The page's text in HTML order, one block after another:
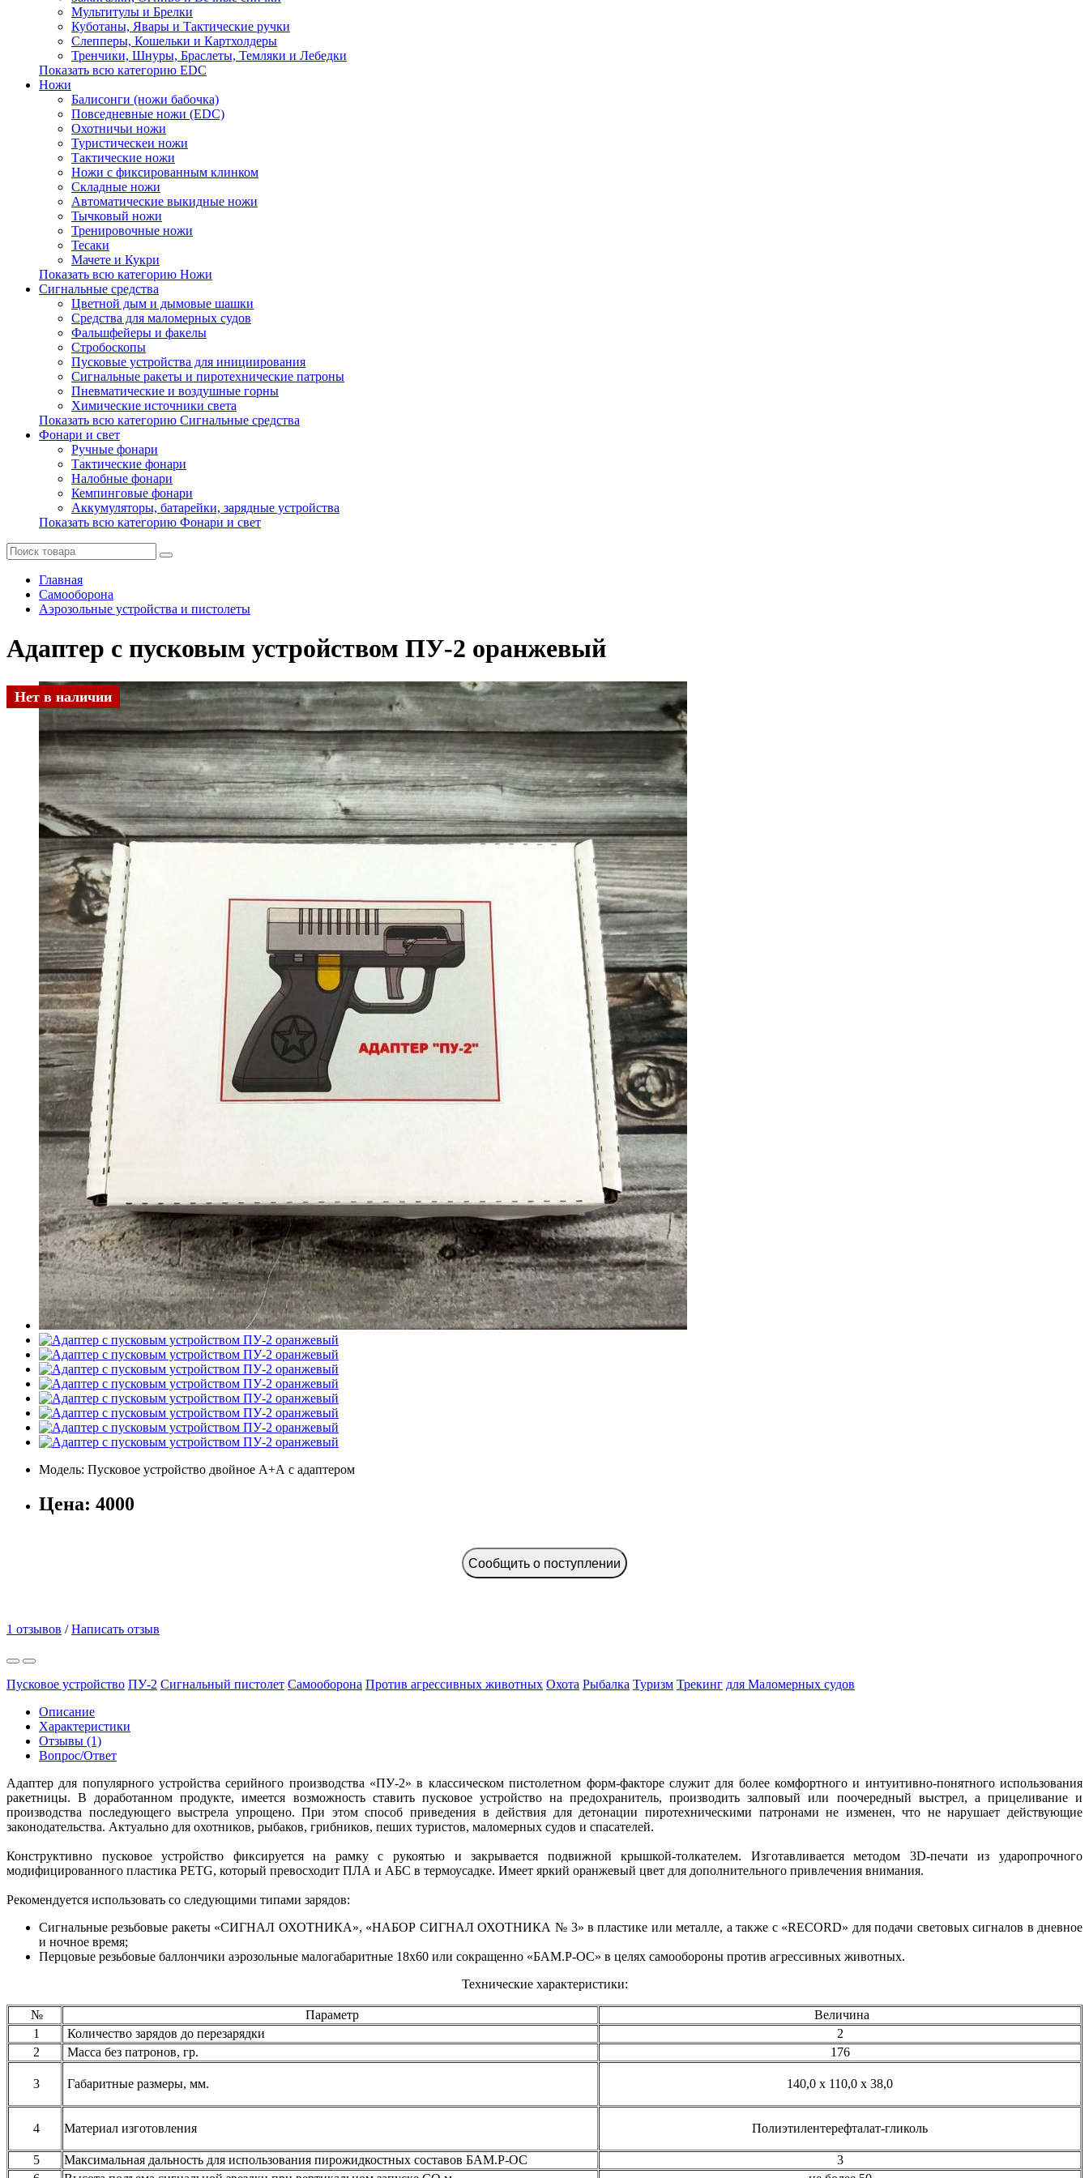
Мультитулы и Брелки
Куботаны, Явары и Тактические ручки
Слепперы, Кошельки и Картхолдеры
Тренчики, Шнуры, Браслеты, Темляки и Лебедки
Показать всю категорию EDC
Ножи
Балисонги (ножи бабочка)
Повседневные ножи (EDC)
Охотничьи ножи
Туристическеи ножи
Тактические ножи
Ножи с фиксированным клинком
Складные ножи
Автоматические выкидные ножи
Тычковый ножи
Тренировочные ножи
Тесаки
Мачете и Кукри
Показать всю категорию Ножи
Сигнальные средства
Цветной дым и дымовые шашки
Средства для маломерных судов
Фальшфейеры и факелы
Стробоскопы
Пусковые устройства для инициирования
Сигнальные ракеты и пиротехнические патроны
Пневматические и воздушные горны
Химические источники света
Показать всю категорию Сигнальные средства
Фонари и свет
Ручные фонари
Тактические фонари
Налобные фонари
Кемпинговые фонари
Аккумуляторы, батарейки, зарядные устройства
Показать всю категорию Фонари и свет
Главная
Самооборона
Аэрозольные устройства и пистолеты
Адаптер с пусковым устройством ПУ-2 оранжевый
Нет в наличии
Модель: Пусковое устройство двойное А+А с адаптером
Цена: 4000
Сообщить о поступлении
1 отзывов /Написать отзыв
Пусковое устройство ПУ-2 Сигнальный пистолет Самооборона Против агрессивных животных Охота Рыбалка Туризм Трекинг для Маломерных судов
Описание
Характеристики
Отзывы (1)
Вопрос/Ответ
Адаптер для популярного устройства серийного производства «ПУ-2» в классическом пистолетном форм-факторе служит для более комфортного и интуитивно-понятного использования
ракетницы. В доработанном продукте, имеется возможность ставить пусковое устройство на предохранитель, производить залповый или поочередный выстрел, а прицеливание и
производства последующего выстрела упрощено. При этом способ приведения в действия для детонации пиротехническими патронами не изменен, что не нарушает действующие
законодательства. Актуально для охотников, рыбаков, грибников, пеших туристов, маломерных судов и спасателей.
Конструктивно пусковое устройство фиксируется на рамку с рукоятью и закрывается подвижной крышкой-толкателем. Изготавливается методом 3D-печати из ударопрочного
модифицированного пластика PETG, который превосходит ПЛА и АБС в термоусадке. Имеет яркий оранжевый цвет для дополнительного привлечения внимания.
Рекомендуется использовать со следующими типами зарядов:
Сигнальные резьбовые ракеты «СИГНАЛ ОХОТНИКА», «НАБОР СИГНАЛ ОХОТНИКА № 3» в пластике или металле, а также с «RECORD» для подачи световых сигналов в дневное
и ночное время;
Перцовые резьбовые баллончики аэрозольные малогабаритные 18х60 или сокращенно «БАМ.Р-ОС» в целях самообороны против агрессивных животных.
Технические характеристики:
№ Параметр
Величина
1
Количество зарядов до перезарядки
2
2
Масса без патронов, гр. 176
3 Габаритные размеры, мм. 140,0 х 110,0 х 38,0
4 Материал изготовления Полиэтилентерефталат-гликоль
5 Максимальная дальность для использования пирожидкостных составов БАМ.Р-ОС
3